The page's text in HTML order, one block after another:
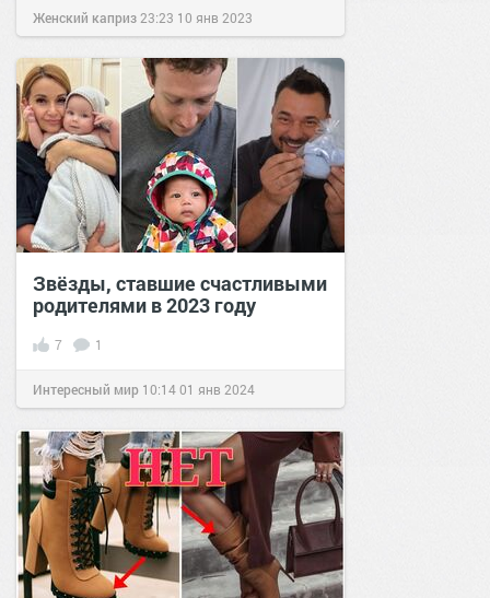
Женский каприз 23:23 10 янв 2023
Звёзды, ставшие счастливыми
родителями в 2023 году
7 1
Интересный мир 10:1401 янв 2024